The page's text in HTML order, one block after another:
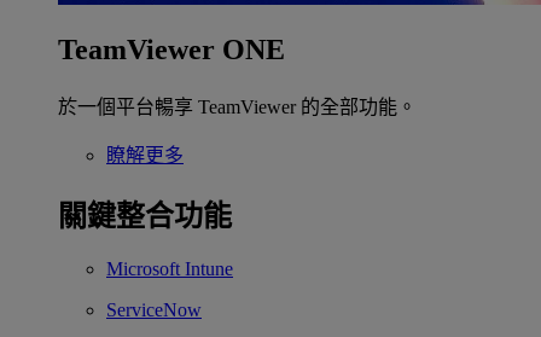
TeamViewer ONE
於一個平台暢享 TeamViewer 的全部功能。
瞭解更多
關鍵整合功能
Microsoft Intune
ServiceNow